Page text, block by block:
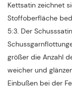
Kettsatin zeichnet
Stoffoberfläche
5:3. Der
größer die Anzahl
weicher und
Einbußen bei der